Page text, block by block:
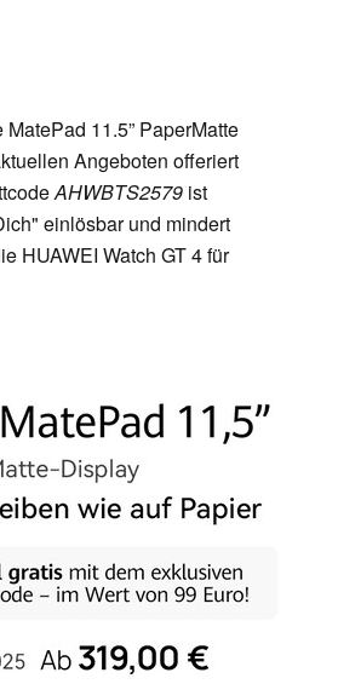
11.5” PaperMatte
Angeboten offeriert
AHWBTS2579 ist
einlösbar und mindert
HUAWEI Watch GT 4 für